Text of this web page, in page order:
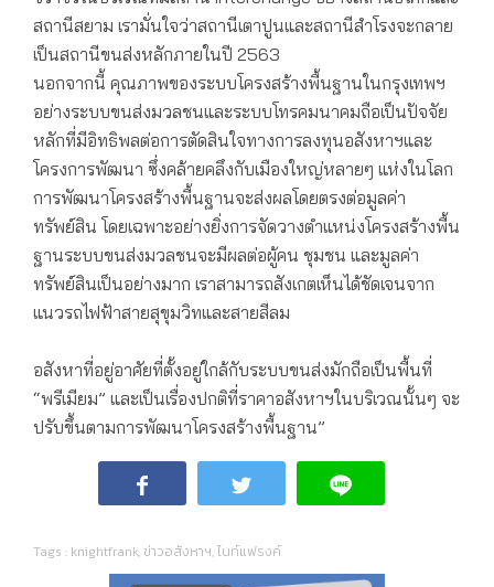
สถานีสยาม เรามั่นใจว่าสถานีเตาปูนและสถานีสำโรงจะกลาย
เป็นสถานีขนส่งหลักภายในปี 2563
นอกจากนี้ คุณภาพของระบบโครงสร้างพื้นฐานในกรุงเทพฯ
อย่างระบบขนส่งมวลชนและระบบโทรคมนาคมถือเป็นปัจจัย
หลักที่มีอิทธิพลต่อการตัดสินใจทางการลงทุนอสังหาฯและ
โครงการพัฒนา ซึ่งคล้ายคลึงกับเมืองใหญ่หลายๆ แห่งในโลก
การพัฒนาโครงสร้างพื้นฐานจะส่งผลโดยตรงต่อมูลค่า
ทรัพย์สิน โดยเฉพาะอย่างยิ่งการจัดวางตำแหน่งโครงสร้างพื้น
ฐานระบบขนส่งมวลชนจะมีผลต่อผู้คน ชุมชน และมูลค่า
ทรัพย์สินเป็นอย่างมาก เราสามารถสังเกตเห็นได้ชัดเจนจาก
แนวรถไฟฟ้าสายสุขุมวิทและสายสีลม
อสังหาที่อยู่อาศัยที่ตั้งอยู่ใกล้กับระบบขนส่งมักถือเป็นพื้นที่
“พรีเมียม” และเป็นเรื่องปกติที่ราคาอสังหาฯในบริเวณนั้นๆ จะ
ปรับขึ้นตามการพัฒนาโครงสร้างพื้นฐาน”
Tags : knightfrank, ข่าวอสังหาฯ,ไนท์แฟรงค์